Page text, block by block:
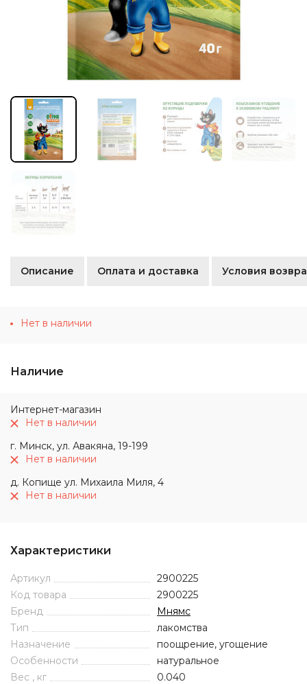
Описание Оплата и доставка Условия
Нет в наличии
Наличие
Интернет-магазин
Нет в наличии
г. Минск, ул. Авакяна, 19-199
Нет в наличии
д. Копище ул. Михаила Миля, 4
Нет в наличии
Характеристики
Артикул
2900225
Код товара
2900225
Бренд
Мнямс
Тип
лакомства
Назначение
поощрение, угощение
Особенности
натуральное
Вес , кг
0.040